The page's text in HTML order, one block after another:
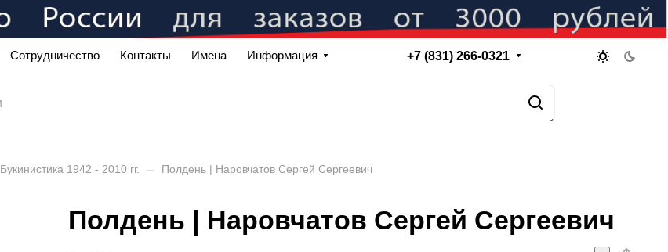
Сотрудничество Контакты Имена Информация +7 (831) 266-0321
Букинистика 1942 - 2010 гг. – Полдень | Наровчатов Сергей Сергеевич
Полдень | Наровчатов Сергей Сергеевич